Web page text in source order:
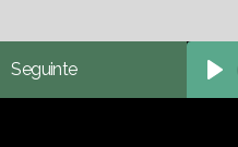
Seguinte